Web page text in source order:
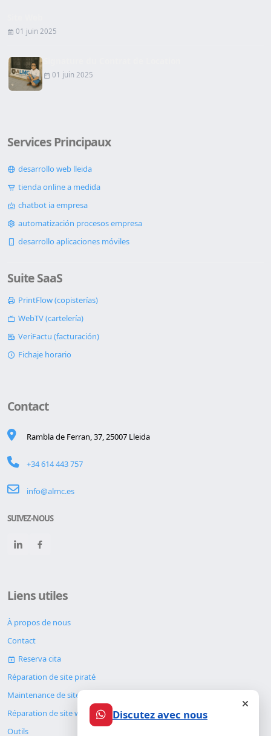
01 juin 2025
01 juin 2025
Services Principaux
desarrollo web lleida
tienda online a medida
chatbot ia empresa
automatización procesos empresa
desarrollo aplicaciones móviles
Suite SaaS
PrintFlow (copisterías)
WebTV (cartelería)
VeriFactu (facturación)
Fichaje horario
Contact
Rambla de Ferran, 37, 25007 Lleida
+34 614 443 757
info@almc.es
SUIVEZ-NOUS
Liens utiles
À propos de nous
Contact
Reserva cita
Réparation de site piraté
Maintenance de site web
Réparation de site web
Outils
Discutez avec nous